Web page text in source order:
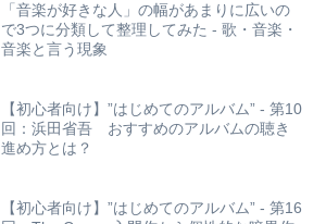
「音楽が好きな人」の幅があまりに広いの
で3つに分類して整理してみた - 歌・音楽・
音楽と言う現象
【初心者向け】”はじめてのアルバム” - 第10
回：浜田省吾 おすすめのアルバムの聴き
進め方とは？
【初心者向け】”はじめてのアルバム” - 第16